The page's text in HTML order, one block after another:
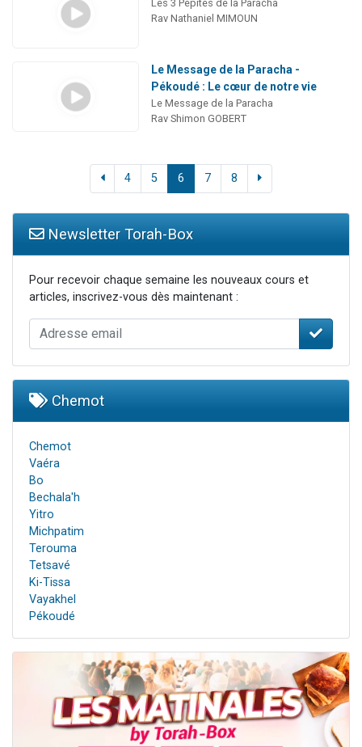
Les 3 Pépites de la Paracha
Rav Nathaniel MIMOUN
Le Message de la Paracha -
Pékoudé : Le cœur de notre vie
Le Message de la Paracha
Rav Shimon GOBERT
4 5 6 7 8
Newsletter Torah-Box
Pour recevoir chaque semaine les nouveaux cours et
articles, inscrivez-vous dès maintenant :
Chemot
Chemot
Vaéra
Bo
Bechala'h
Yitro
Michpatim
Terouma
Tetsavé
Ki-Tissa
Vayakhel
Pékoudé